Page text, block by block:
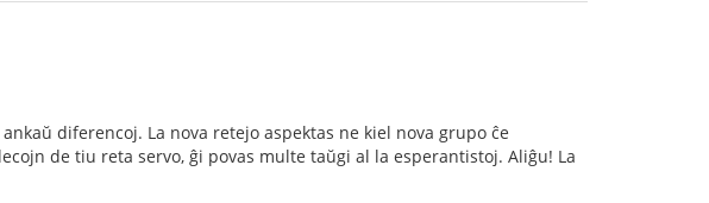
diferencoj. La nova retejo aspektas ne kiel nova grupo ĉe
de tiu reta servo, ĝi povas multe taŭgi al la esperantistoj. Aliĝu! La